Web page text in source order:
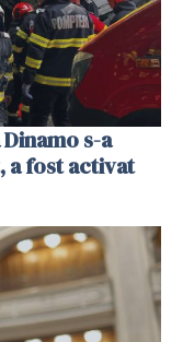
s-a
a fost activat